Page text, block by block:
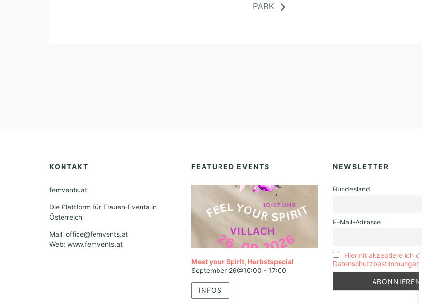
PARK
KONTAKT
femvents.at
Die Plattform für Frauen-Events in
Österreich
Mail: office@femvents.at
Web: www.femvents.at
FEATURED EVENTS
Meet your Spirit, Herbstspecial
September 26@10:00 - 17:00
INFOS
NEWSLETTER
Bundesland
E-Mail-Adresse
Hiermit akzeptiere ich die
Datenschutzbestimmungen